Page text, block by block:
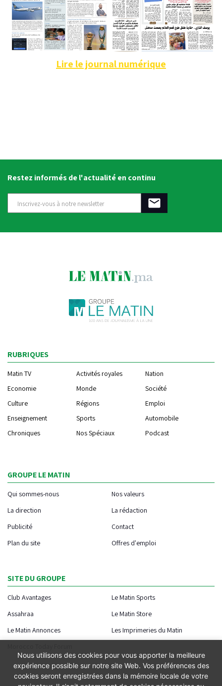
Lire le journal numérique
Restez informés de l'actualité en continu
RUBRIQUES
Matin TV Activités royales
Nation
Economie
Monde
Société
Culture
Régions
Emploi
Enseignement
Sports
Automobile
Chroniques
Nos Spéciaux Podcast
GROUPE LE MATIN
Qui sommes-nous
Nos valeurs
La direction
La rédaction
Publicité
Contact
Plan du site
Offres d'emploi
SITE DU GROUPE
Club Avantages
Le Matin Sports
Assahraa
Le Matin Store
Le Matin Annonces
Les Imprimeries du Matin
Nous utilisons des cookies pour vous apporter la meilleure
expérience possible sur notre site Web. Vos préférences des
cookies seront enregistrées dans la mémoire locale de votre